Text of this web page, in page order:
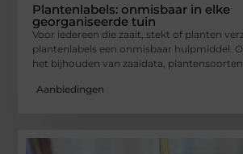
Plantenlabels: onmisbaar in elke
georganiseerde tuin
Voor iedereen die zaait, stekt of planten
plantenlabels een onmisbaar hulpmiddel.
het bijhouden van zaaidata,
Aanbiedingen